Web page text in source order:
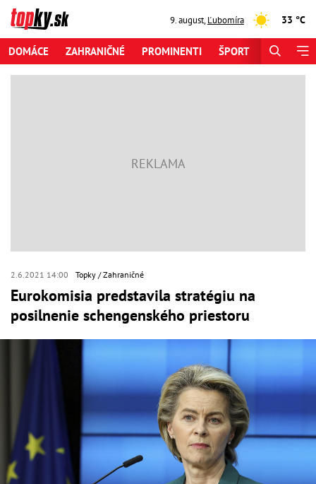
9. august,Ľubomíra 33 °C
DOMÁCE ZAHRANIČNÉ PROMINENTI ŠPORT
2.6.2021 14:00 Topky Zahraničné
Eurokomisia predstavila stratégiu na
posilnenie schengenského priestoru